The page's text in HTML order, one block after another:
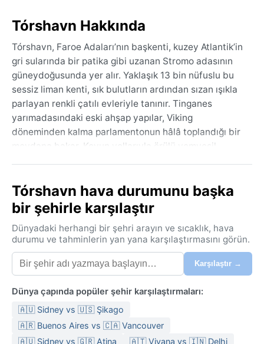
Tórshavn Hakkında
Tórshavn, Faroe Adaları’nın başkenti, kuzey Atlantik’in
gri sularında bir patika gibi uzanan Stromo adasının
güneydoğusunda yer alır. Yaklaşık 13 bin nüfuslu bu
sessiz liman kenti, sık bulutların ardından sızan ışıkla
parlayan renkli çatılı evleriyle tanınır. Tinganes
yarımadasındaki eski ahşap yapılar, Viking
döneminden kalma parlamentonun hâlâ toplandığı bir
meydana bakar. Koyun yollarıyla örülü yemyeşil
kokusunu taşır. Şehir, İskandinav sadeliğini Kuzey
Atlantik’in vahşi doğasıyla harmanlar.
İklim, Köppen sınıflandırmasında Cfc (soğuk
okyanusal) olarak tanımlanır; kışlar ılıman (ortalama 1-
3°C), yazlar serin (9-12°C) geçer. Yıl boyunca yoğun
yağışlıdır — Ekim’den Aralık’a en kurak aylarda bile
100 mm’nin üzerinde düşer. Bulut örtüsü ve nem oranı
sürekli yüksektir; sis sıkça limanı kaplar. Kış aylarında
kar yağışı olasılığı düşüktür ancak ara sıra rastlanır.
Kalın su geçirmez bir mont, yalıtımlı botlar ve katmanlı
giysiler burada vazgeçilmezdir; şapka ve eldiven yılın
Tórshavn hava durumunu başka
bir şehirle karşılaştır
Dünyadaki herhangi bir şehri arayın ve sıcaklık, hava
durumu ve tahminlerin yan yana karşılaştırmasını görün.
Karşılaştır →
Dünya çapında popüler şehir karşılaştırmaları:
🇦🇺 Sidney vs 🇺🇸 Şikago
🇦🇷 Buenos Aires vs 🇨🇦 Vancouver
🇦🇺 Sidney vs 🇬🇷 Atina
🇦🇹 Viyana vs 🇮🇳 Delhi